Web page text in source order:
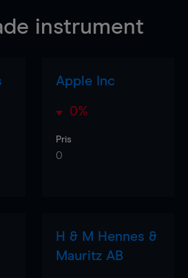
instrument
Apple Inc
0%
Pris
0
H & M Hennes &
Mauritz AB